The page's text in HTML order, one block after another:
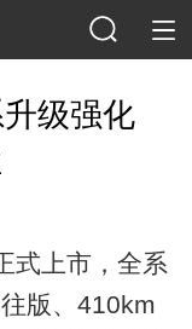
级强化
式上市，全系
版、410km